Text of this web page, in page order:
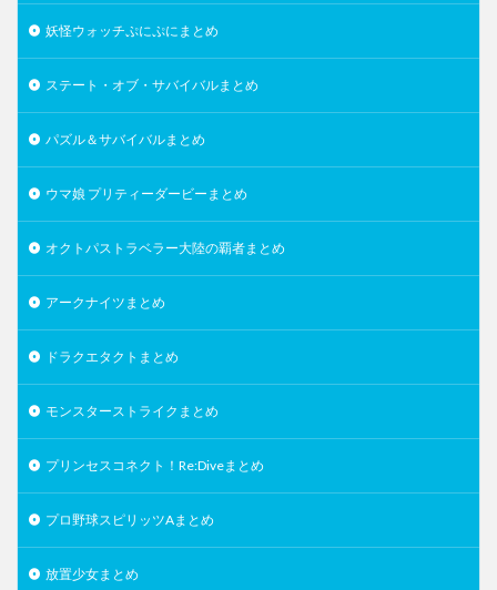
妖怪ウォッチぷにぷにまとめ
ステート・オブ・サバイバルまとめ
パズル＆サバイバルまとめ
ウマ娘 プリティーダービーまとめ
オクトパストラベラー大陸の覇者まとめ
アークナイツまとめ
ドラクエタクトまとめ
モンスターストライクまとめ
プリンセスコネクト！Re:Diveまとめ
プロ野球スピリッツAまとめ
放置少女まとめ